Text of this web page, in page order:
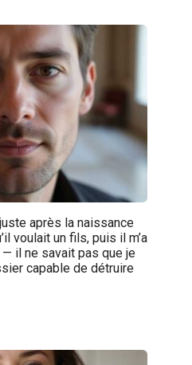
après la naissance
voulait un fils, puis il m’a
il ne savait pas que je
capable de détruire